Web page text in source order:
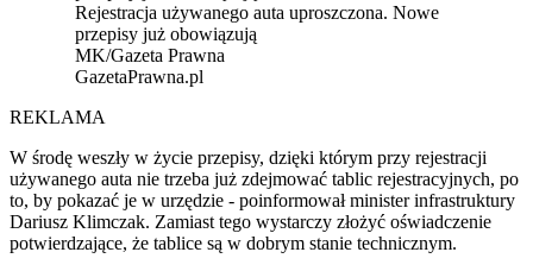
Rejestracja używanego auta uproszczona. Nowe
przepisy już obowiązują
MK/Gazeta Prawna
GazetaPrawna.pl
REKLAMA
W środę weszły w życie przepisy, dzięki którym przy rejestracji
używanego auta nie trzeba już zdejmować tablic rejestracyjnych, po
to, by pokazać je w urzędzie - poinformował minister infrastruktury
Dariusz Klimczak. Zamiast tego wystarczy złożyć oświadczenie
potwierdzające, że tablice są w dobrym stanie technicznym.